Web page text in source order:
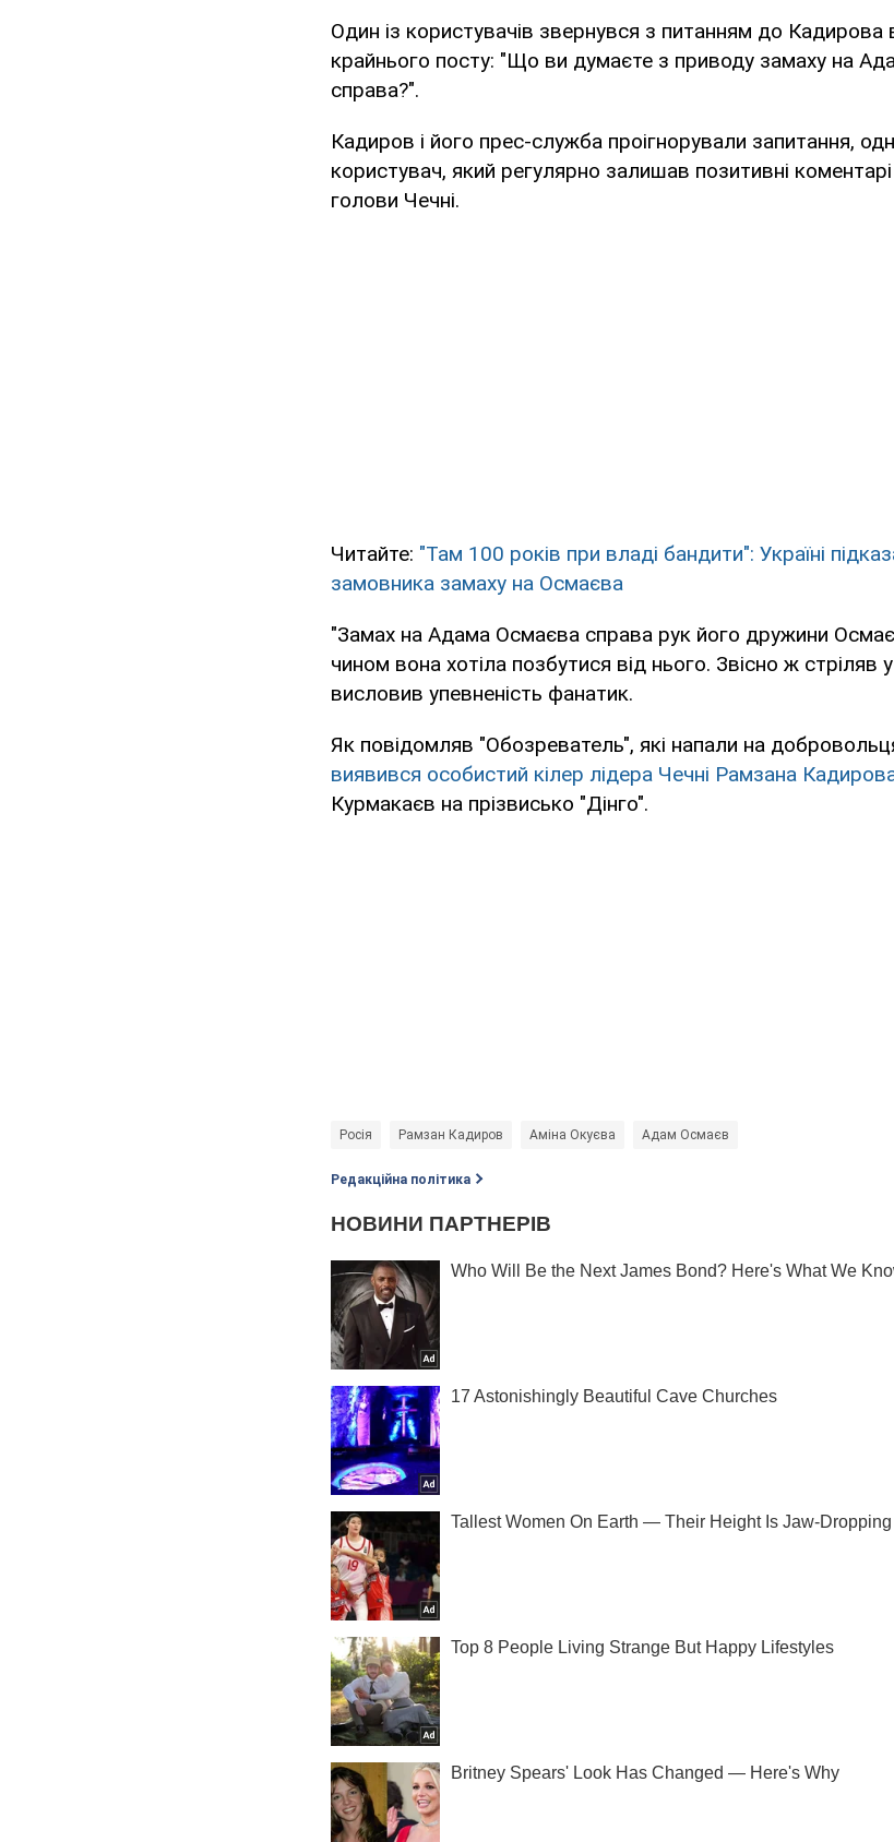
Один із користувачів звернувся з питанням до
крайнього посту: "Що ви думаєте з приводу замаху на
справа?".
Кадиров і його прес-служба проігнорували запитання,
користувач, який регулярно залишав позитивні коментарі
голови Чечні.
Читайте: "Там 100 років при владі бандити": Україні
замовника замаху на Осмаєва
"Замах на Адама Осмаєва справа рук його дружини
чином вона хотіла позбутися від нього. Звісно ж стріляв у
висловив упевненість фанатик.
Як повідомляв "Обозреватель", які напали на
виявився особистий кілер лідера Чечні Рамзана
Курмакаєв на прізвисько "Дінго".
Росія Рамзан Кадиров Аміна Окуєва Адам Осмаєв
Редакційна політика